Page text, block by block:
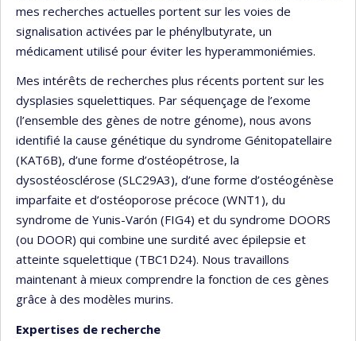
mes recherches actuelles portent sur les voies de
signalisation activées par le phénylbutyrate, un
médicament utilisé pour éviter les hyperammoniémies.
Mes intérêts de recherches plus récents portent sur les
dysplasies squelettiques. Par séquençage de l’exome
(l’ensemble des gènes de notre génome), nous avons
identifié la cause génétique du syndrome Génitopatellaire
(KAT6B), d’une forme d’ostéopétrose, la
dysostéosclérose (SLC29A3), d’une forme d’ostéogénèse
imparfaite et d’ostéoporose précoce (WNT1), du
syndrome de Yunis-Varón (FIG4) et du syndrome DOORS
(ou DOOR) qui combine une surdité avec épilepsie et
atteinte squelettique (TBC1D24). Nous travaillons
maintenant à mieux comprendre la fonction de ces gènes
grâce à des modèles murins.
Expertises de recherche